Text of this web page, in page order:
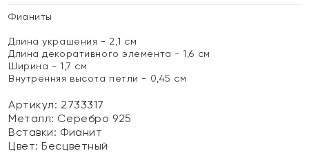
Фианиты
Длина украшения - 2,1 см
Длина декоративного элемента - 1,6 см
Ширина - 1,7 см
Внутренняя высота петли - 0,45 см
Артикул: 2733317
Металл: Серебро 925
Вставки: Фианит
Цвет:Бесцветный